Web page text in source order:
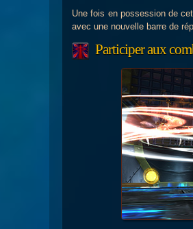
Une fois en possession de
avec une nouvelle barre de
Participer aux